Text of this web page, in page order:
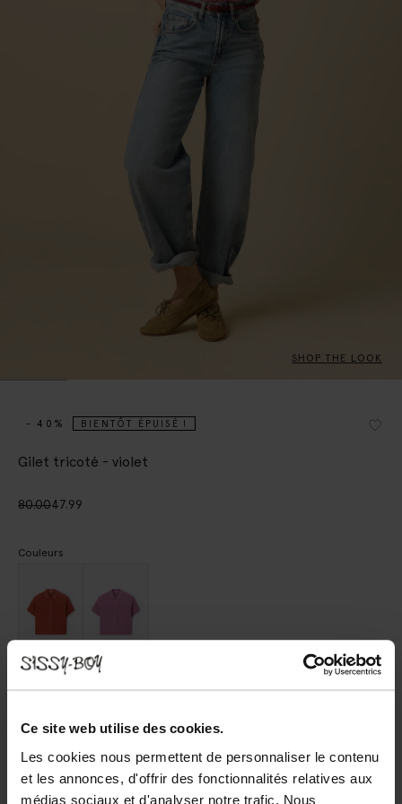
Ce site web utilise des cookies.
Les cookies nous permettent de personnaliser le contenu
et les annonces, d'offrir des fonctionnalités relatives aux
médias sociaux et d'analyser notre trafic. Nous
SHOP THE LOOK
- 40% BIENTÔT ÉPUISÉ !
Gilet tricoté - violet
80.0047.99
Couleurs
XS S M L
AJOUTER AU PANIER